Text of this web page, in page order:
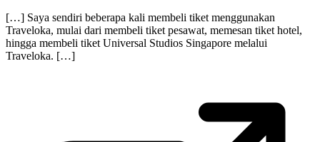
[…] Saya sendiri beberapa kali membeli tiket menggunakan
Traveloka, mulai dari membeli tiket pesawat, memesan tiket hotel,
hingga membeli tiket Universal Studios Singapore melalui
Traveloka. […]